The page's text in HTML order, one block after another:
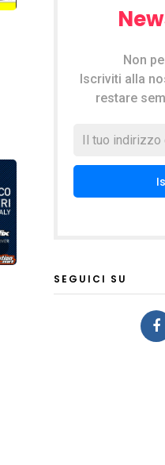
Non
Iscriviti alla
restare
SEGUICI SU